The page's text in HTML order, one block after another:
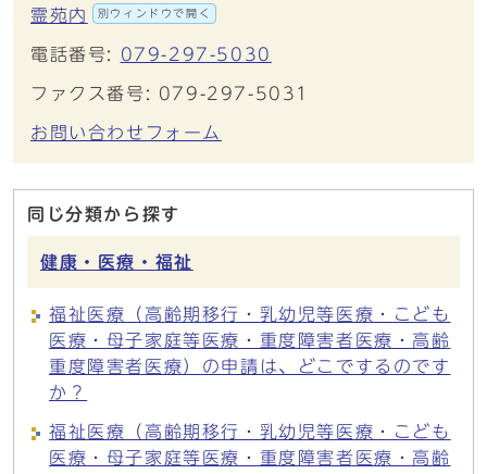
霊苑内
別ウィンドウで開く
電話番号: 079-297-5030
ファクス番号: 079-297-5031
お問い合わせフォーム
同じ分類から探す
健康・医療・福祉
福祉医療（高齢期移行・乳幼児等医療・こども
医療・母子家庭等医療・重度障害者医療・高齢
重度障害者医療）の申請は、どこでするのです
か？
福祉医療（高齢期移行・乳幼児等医療・こども
医療・母子家庭等医療・重度障害者医療・高齢